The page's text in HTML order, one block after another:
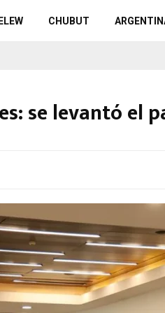
CHUBUT
se levantó el